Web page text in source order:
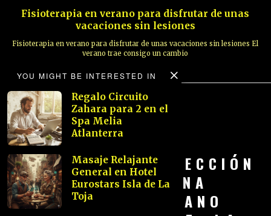
YOU MIGHT BE INTERESTED IN
Regalo Circuito
Zahara para 2 en el
Spa Melia
Atlanterra
Masaje Relajante
General en Hotel
Eurostars Isla de La
Toja
Fisioterapia en verano para disfrutar de unas
vacaciones sin lesiones
Fisioterapia en verano para disfrutar de unas vacaciones sin lesiones El
verano trae consigo un cambio
COLECCIÓN
ZEGNA
VERANO